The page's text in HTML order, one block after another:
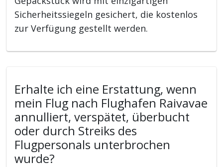
Sicherheitssiegeln gesichert, die kostenlos
zur Verfügung gestellt werden.
Erhalte ich eine Erstattung, wenn
mein Flug nach Flughafen Raivavae
annulliert, verspätet, überbucht
oder durch Streiks des
Flugpersonals unterbrochen
wurde?